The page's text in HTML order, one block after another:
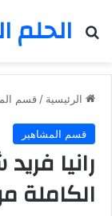
بحث عن
الرئيسية / قسم
قسم المشاهير
رانيا
الكاملة